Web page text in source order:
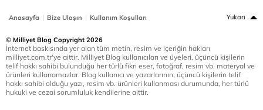
Anasayfa | Bize Ulaşın | Kullanım Koşulları Yukarı
© Milliyet Blog Copyright 2026
İnternet baskısında yer alan tüm metin, resim ve içeriğin hakları
milliyet.com.tr'ye aittir. Milliyet Blog kullanıcıları ve üyeleri, üçüncü kişilerin
telif hakkı sahibi bulunduğu her türlü fikri eser, fotoğraf, resim vb. materyal ve
ürünleri kullanamazlar. Blog kullanıcı ve yazarlarının, üçüncü kişilerin telif
hakkı sahibi olduğu yazı, resim vb. ürünleri kullanması durumunda, her türlü
hukuki ve cezai sorumluluk kendilerine aittir.